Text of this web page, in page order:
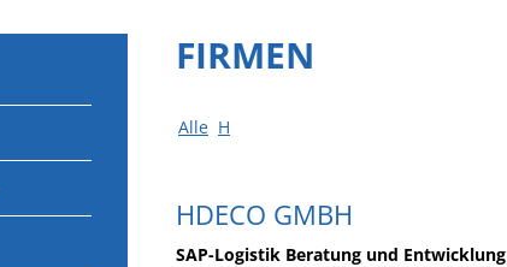
FIRMEN
Alle H
HDECO GMBH
SAP-Logistik Beratung und Entwicklung